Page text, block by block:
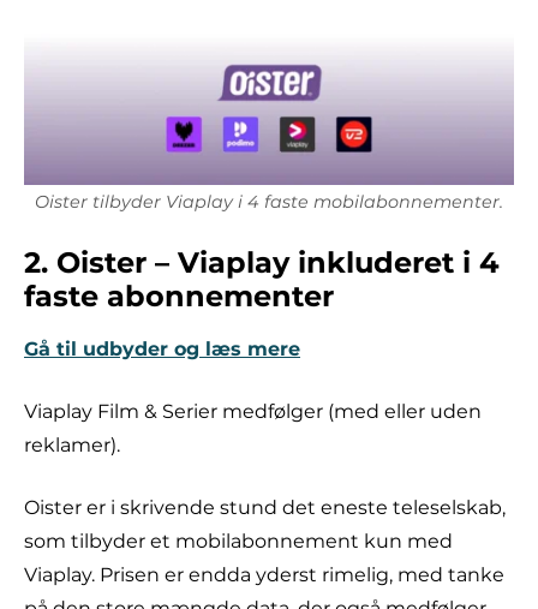
Oister tilbyder Viaplay i 4 faste mobilabonnementer.
2. Oister – Viaplay inkluderet i 4
faste abonnementer
Gå til udbyder og læs mere
Viaplay Film & Serier medfølger (med eller uden
reklamer).
Oister er i skrivende stund det eneste teleselskab,
som tilbyder et mobilabonnement kun med
Viaplay. Prisen er endda yderst rimelig, med tanke